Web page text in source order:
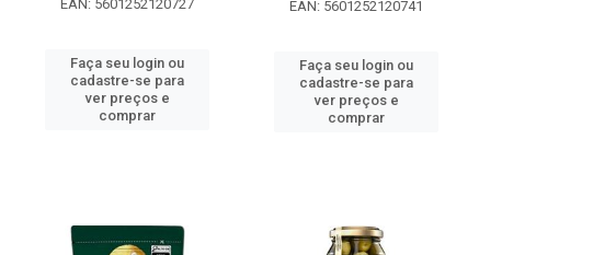
EAN: 5601252120727
Faça seu login ou
cadastre-se para
ver preços e
comprar
EAN: 5601252120741
Faça seu login ou
cadastre-se para
ver preços e
comprar